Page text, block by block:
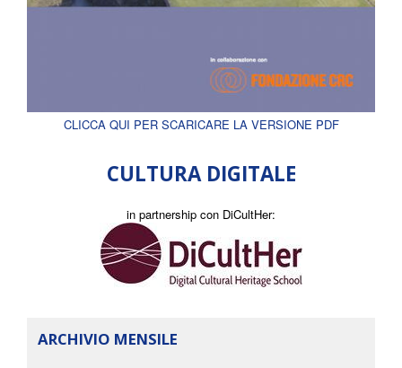
CLICCA QUI PER SCARICARE LA VERSIONE PDF
CULTURA DIGITALE
in partnership con DiCultHer:
ARCHIVIO MENSILE